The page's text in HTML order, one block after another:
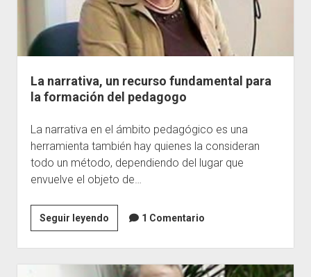
Biografías
Recursos
General
Escuelas
Contacto
La narrativa, un recurso fundamental para
la formación del pedagogo
La narrativa en el ámbito pedagógico es una
herramienta también hay quienes la consideran
todo un método, dependiendo del lugar que
envuelve el objeto de…
Seguir leyendoLa
narrativa,
un
recurso
1 Comentario